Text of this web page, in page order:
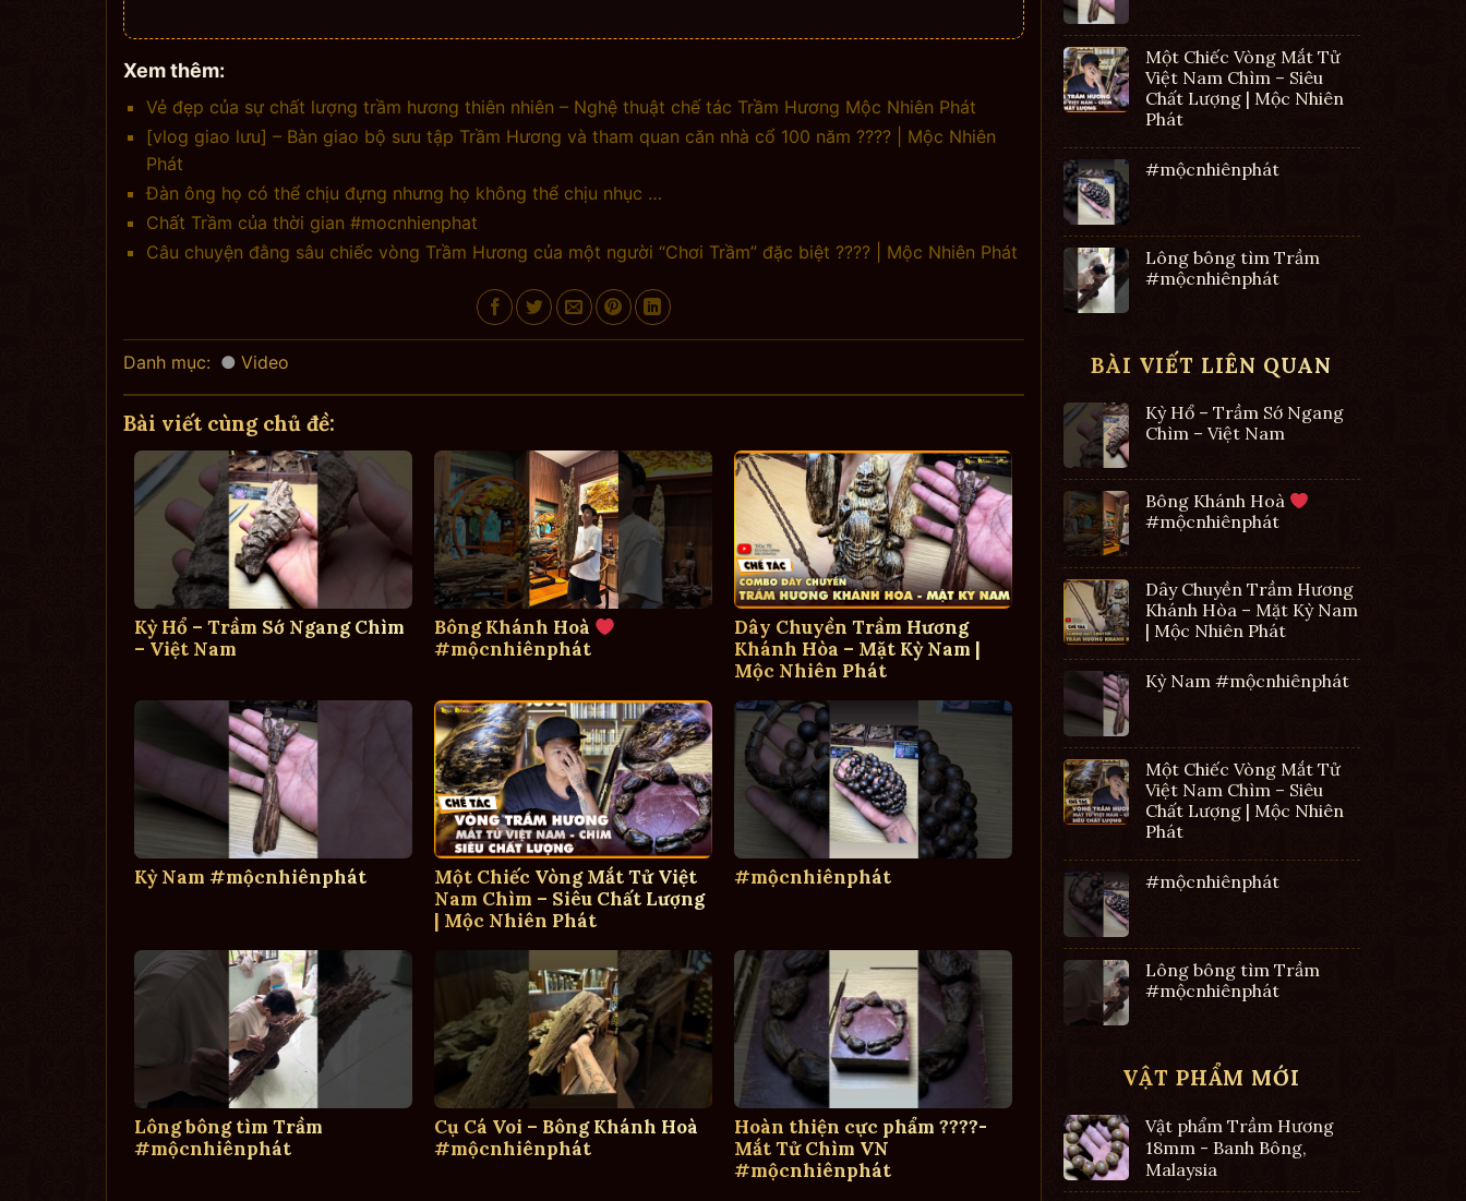
Xem thêm:
Vẻ đẹp của sự chất lượng trầm hương thiên nhiên – Nghệ thuật chế tác Trầm Hương Mộc Nhiên Phát
[vlog giao lưu] – Bàn giao bộ sưu tập Trầm Hương và tham quan căn nhà cổ 100 năm ???? | Mộc Nhiên
Phát
Đàn ông họ có thể chịu đựng nhưng họ không thể chịu nhục …
Chất Trầm của thời gian #mocnhienphat
Câu chuyện đằng sâu chiếc vòng Trầm Hương của một người “Chơi Trầm” đặc biệt ???? | Mộc Nhiên Phát
Danh mục: Video
Bài viết cùng chủ đề:
Kỳ Hổ – Trầm Sớ Ngang Chìm
– Việt Nam
Bông Khánh Hoà
#mộcnhiênphát
Dây Chuyền Trầm Hương
Khánh Hòa – Mặt Kỳ Nam |
Mộc Nhiên Phát
Kỳ Nam #mộcnhiênphát
Một Chiếc Vòng Mắt Tử Việt
Nam Chìm – Siêu Chất Lượng
| Mộc Nhiên Phát
#mộcnhiênphát
Lông bông tìm Trầm
#mộcnhiênphát
Cụ Cá Voi – Bông Khánh Hoà
#mộcnhiênphát
Hoàn thiện cực phẩm ????-
Mắt Tử Chìm VN
#mộcnhiênphát
Một Chiếc Vòng Mắt Tử
Việt Nam Chìm – Siêu
Chất Lượng | Mộc Nhiên
Phát
#mộcnhiênphát
Lông bông tìm Trầm
#mộcnhiênphát
BÀI VIẾT LIÊN QUAN
Kỳ Hổ – Trầm Sớ Ngang
Chìm – Việt Nam
Bông Khánh Hoà
#mộcnhiênphát
Dây Chuyền Trầm Hương
Khánh Hòa – Mặt Kỳ Nam
| Mộc Nhiên Phát
Kỳ Nam #mộcnhiênphát
Một Chiếc Vòng Mắt Tử
Việt Nam Chìm – Siêu
Chất Lượng | Mộc Nhiên
Phát
#mộcnhiênphát
Lông bông tìm Trầm
#mộcnhiênphát
VẬT PHẨM MỚI
Vật phẩm Trầm Hương
18mm - Banh Bông,
Malaysia